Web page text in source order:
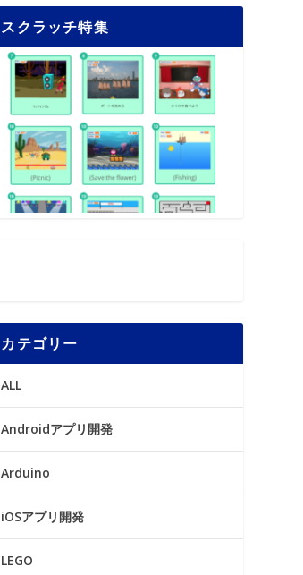
スクラッチ特集
カテゴリー
ALL
Androidアプリ開発
Arduino
iOSアプリ開発
LEGO